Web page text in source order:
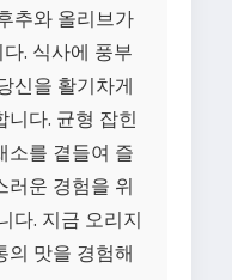
추와 올리브가
. 식사에 풍부
신을 활기차게
니다. 균형 잡힌
소를 곁들여 즐
러운 경험을 위
다. 지금 오리지
의 맛을 경험해